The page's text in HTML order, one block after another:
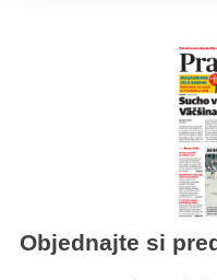
Objednajte si